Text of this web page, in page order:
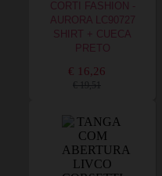
CORTI FASHION -
AURORA LC90727
SHIRT + CUECA
PRETO
€ 16,26
€ 19,51